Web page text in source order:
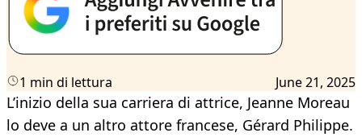
1 min di lettura June 21, 2025
L’inizio della sua carriera di attrice, Jeanne Moreau
lo deve a un altro attore francese, Gérard Philippe.